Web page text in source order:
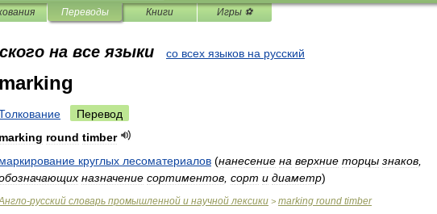
Переводы Книги Игры ⚽
на все языки со всех языков на русский
marking
Перевод
marking round timber
маркирование круглых лесоматериалов (нанесение на верхние торцы знаков
назначение сортиментов сорт и диаметр)
-русский словарь промышленной и научной лексики > marking round timber